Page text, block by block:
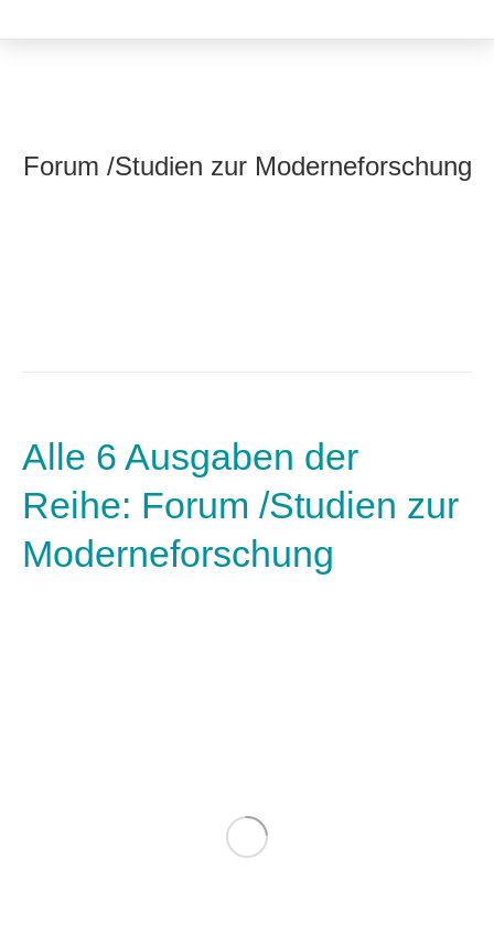
Forum /Studien zur Moderneforschung
Alle 6 Ausgaben der
Reihe: Forum /Studien zur
Moderneforschung